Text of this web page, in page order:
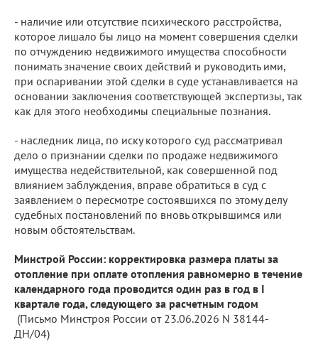
- наличие или отсутствие психического расстройства,
которое лишало бы лицо на момент совершения сделки
по отчуждению недвижимого имущества способности
понимать значение своих действий и руководить ими,
при оспаривании этой сделки в суде устанавливается на
основании заключения соответствующей экспертизы, так
как для этого необходимы специальные познания.
- наследник лица, по иску которого суд рассматривал
дело о признании сделки по продаже недвижимого
имущества недействительной, как совершенной под
влиянием заблуждения, вправе обратиться в суд с
заявлением о пересмотре состоявшихся по этому делу
судебных постановлений по вновь открывшимся или
новым обстоятельствам.
Минстрой России: корректировка размера платы за
отопление при оплате отопления равномерно в течение
календарного года проводится один раз в год в I
квартале года, следующего за расчетным годом
(Письмо Минстроя России от 23.06.2026 N 38144-
ДН/04)